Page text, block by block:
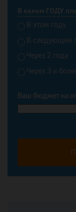
В каком ГОДУ
В этом году
В следующем
Через 2 года
Через 3 и
Ваш бюджет на